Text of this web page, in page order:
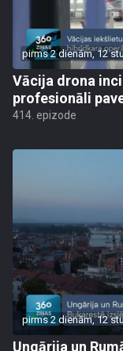
pirms 2 dienām, 12
Vācija drona
profesionāli
414. epizode
pirms 2 dienām, 12
Ungārija un